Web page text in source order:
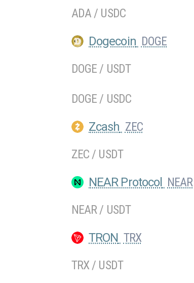
ADA / USDC
Dogecoin DOGE
DOGE / USDT
DOGE / USDC
Zcash ZEC
ZEC / USDT
NEAR Protocol NEAR
NEAR / USDT
TRON TRX
TRX / USDT